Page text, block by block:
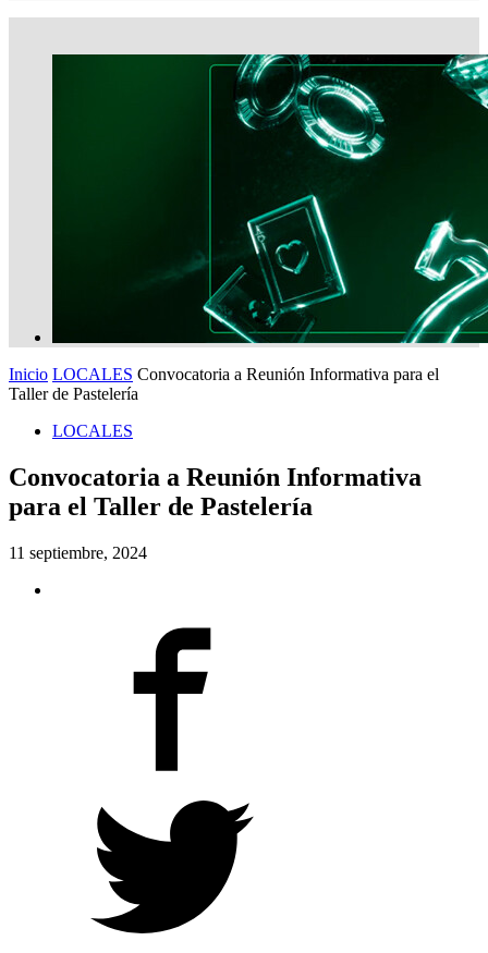
Inicio LOCALES Convocatoria a Reunión Informativa para el
Taller de Pastelería
LOCALES
Convocatoria a Reunión Informativa
para el Taller de Pastelería
11 septiembre, 2024